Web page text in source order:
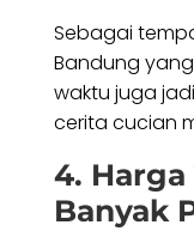
Sebagai
Bandung
waktu juga
cerita cucian
4.
Banyak